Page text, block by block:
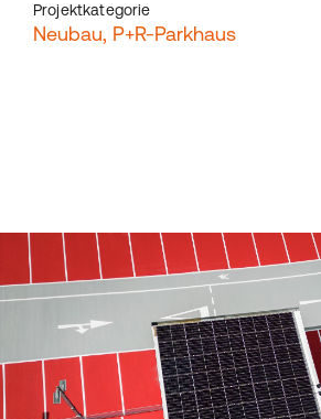
Projektkategorie
Neubau, P+R-Parkhaus